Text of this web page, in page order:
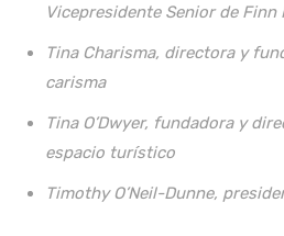
Vicepresidente Senior de Finn
Tina Charisma, directora y
carisma
Tina O’Dwyer, fundadora y
espacio turístico
Timothy O’Neil-Dunne,